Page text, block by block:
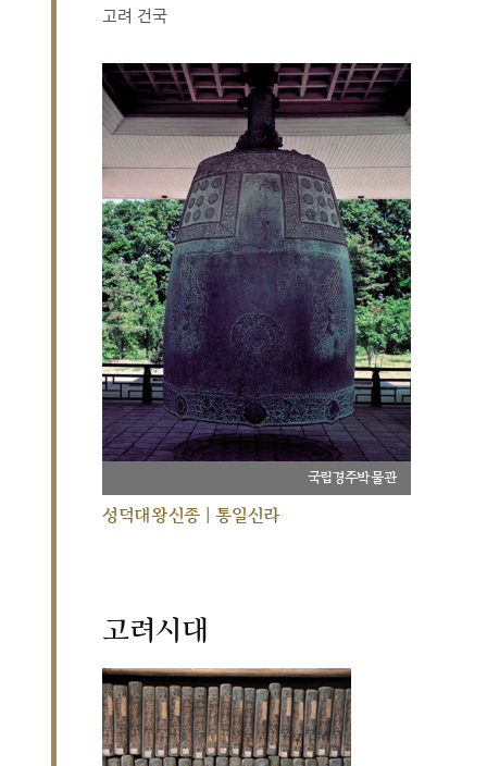
고려 건국
국립경주박물관
성덕대왕신종 | 통일신라
고려시대